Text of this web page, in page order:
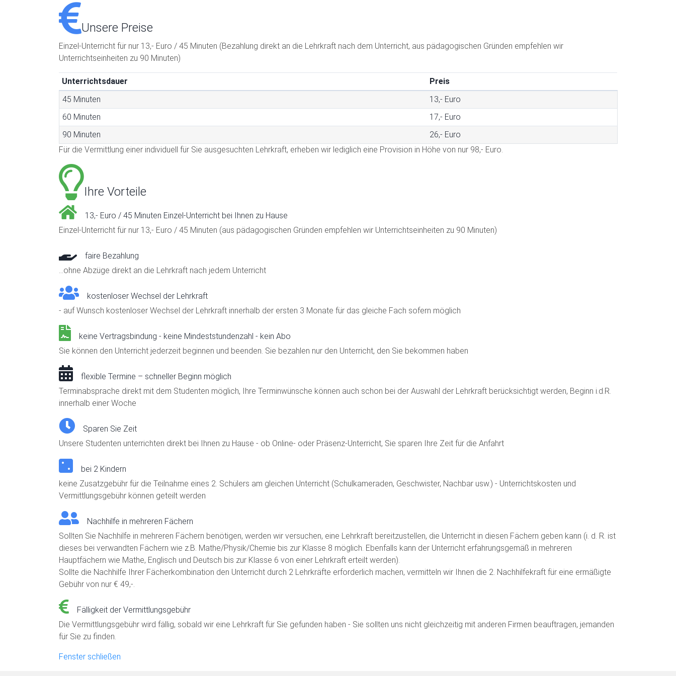
Unsere Preise
Einzel-Unterricht für nur 13,- Euro / 45 Minuten (Bezahlung direkt an die Lehrkraft nach dem Unterricht, aus pädagogischen Gründen empfehlen wir
Unterrichtseinheiten zu 90 Minuten)
Unterrichtsdauer
Preis
45 Minuten
13,- Euro
60 Minuten
17,- Euro
90 Minuten
26,- Euro
Für die Vermittlung einer individuell für Sie ausgesuchten Lehrkraft, erheben wir lediglich eine Provision in Höhe von nur 98,- Euro.
Ihre Vorteile
13,- Euro / 45 Minuten Einzel-Unterricht bei Ihnen zu Hause
Einzel-Unterricht für nur 13,- Euro / 45 Minuten (aus pädagogischen Gründen empfehlen wir Unterrichtseinheiten zu 90 Minuten)
faire Bezahlung
...ohne Abzüge direkt an die Lehrkraft nach jedem Unterricht
kostenloser Wechsel der Lehrkraft
- auf Wunsch kostenloser Wechsel der Lehrkraft innerhalb der ersten 3 Monate für das gleiche Fach sofern möglich
keine Vertragsbindung - keine Mindeststundenzahl - kein Abo
Sie können den Unterricht jederzeit beginnen und beenden. Sie bezahlen nur den Unterricht, den Sie bekommen haben
flexible Termine – schneller Beginn möglich
Terminabsprache direkt mit dem Studenten möglich, Ihre Terminwünsche können auch schon bei der Auswahl der Lehrkraft berücksichtigt werden, Beginn i.d.R.
innerhalb einer Woche
Sparen Sie Zeit
Unsere Studenten unterrichten direkt bei Ihnen zu Hause - ob Online- oder Präsenz-Unterricht, Sie sparen Ihre Zeit für die Anfahrt
bei 2 Kindern
keine Zusatzgebühr für die Teilnahme eines 2. Schülers am gleichen Unterricht (Schulkameraden, Geschwister, Nachbar usw.) - Unterrichtskosten und
Vermittlungsgebühr können geteilt werden
Nachhilfe in mehreren Fächern
Sollten Sie Nachhilfe in mehreren Fächern benötigen, werden wir versuchen, eine Lehrkraft bereitzustellen, die Unterricht in diesen Fächern geben kann (i. d. R. ist
dieses bei verwandten Fächern wie z.B. Mathe/Physik/Chemie bis zur Klasse 8 möglich. Ebenfalls kann der Unterricht erfahrungsgemäß in mehreren
Hauptfächern wie Mathe, Englisch und Deutsch bis zur Klasse 6 von einer Lehrkraft erteilt werden).
Sollte die Nachhilfe Ihrer Fächerkombination den Unterricht durch 2 Lehrkräfte erforderlich machen, vermitteln wir Ihnen die 2. Nachhilfekraft für eine ermäßigte
Gebühr von nur € 49,-.
Fälligkeit der Vermittlungsgebühr
Die Vermittlungsgebühr wird fällig, sobald wir eine Lehrkraft für Sie gefunden haben - Sie sollten uns nicht gleichzeitig mit anderen Firmen beauftragen, jemanden
für Sie zu finden.
Fenster schließen